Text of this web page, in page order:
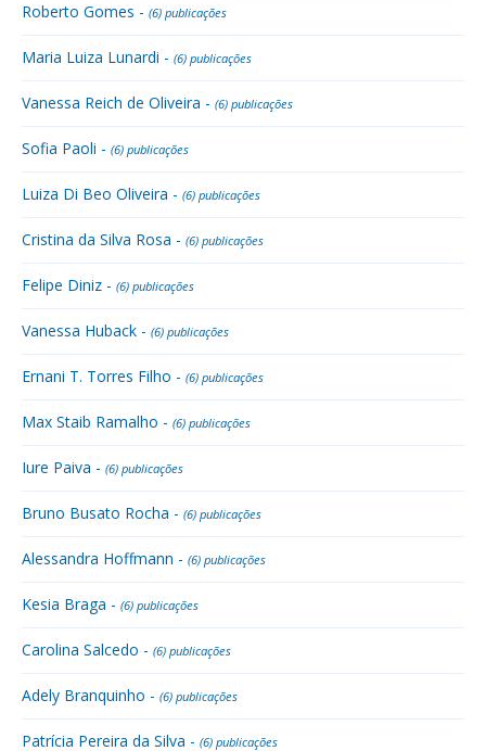
Roberto Gomes - (6) publicações
Maria Luiza Lunardi - (6) publicações
Vanessa Reich de Oliveira - (6) publicações
Sofia Paoli - (6) publicações
Luiza Di Beo Oliveira - (6) publicações
Cristina da Silva Rosa - (6) publicações
Felipe Diniz - (6) publicações
Vanessa Huback - (6) publicações
Ernani T. Torres Filho - (6) publicações
Max Staib Ramalho - (6) publicações
Iure Paiva - (6) publicações
Bruno Busato Rocha - (6) publicações
Alessandra Hoffmann - (6) publicações
Kesia Braga - (6) publicações
Carolina Salcedo - (6) publicações
Adely Branquinho - (6) publicações
Patrícia Pereira da Silva - (6) publicações